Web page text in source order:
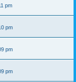
pm
pm
pm
pm